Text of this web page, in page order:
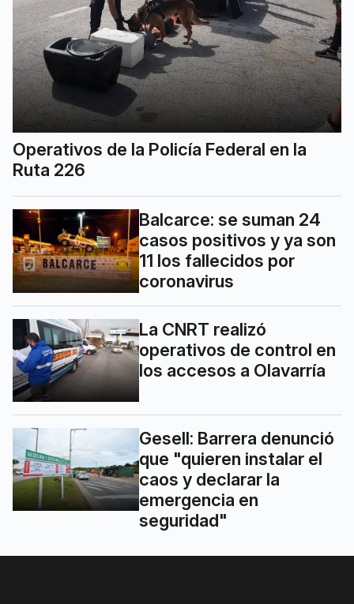
Operativos de la Policía Federal en la
Ruta 226
Balcarce: se suman 24
casos positivos y ya son
11 los fallecidos por
coronavirus
La CNRT realizó
operativos de control en
los accesos a Olavarría
Gesell: Barrera denunció
que "quieren instalar el
caos y declarar la
emergencia en
seguridad"